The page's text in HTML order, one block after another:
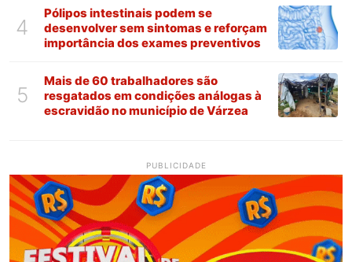
4
Pólipos intestinais podem se
desenvolver sem sintomas e reforçam
importância dos exames preventivos
5
Mais de 60 trabalhadores são
resgatados em condições análogas à
escravidão no município de Várzea
PUBLICIDADE